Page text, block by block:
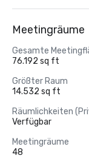
Meetingräume
Gesamte
76.192 sq ft
Größter Raum
14.532 sq ft
Räumlichkeiten
Verfügbar
Meetingräume
48